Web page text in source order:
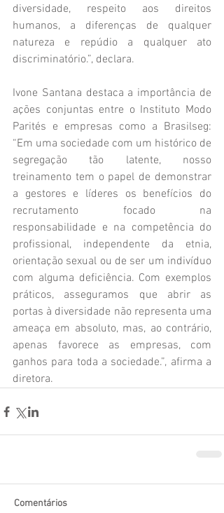
diversidade, respeito aos direitos
humanos, a diferenças de qualquer
natureza e repúdio a qualquer ato
discriminatório.”, declara.
Ivone Santana destaca a importância de
ações conjuntas entre o Instituto Modo
Parités e empresas como a Brasilseg:
“Em uma sociedade com um histórico de
segregação tão latente, nosso
treinamento tem o papel de demonstrar
a gestores e líderes os benefícios do
recrutamento focado na
responsabilidade e na competência do
profissional, independente da etnia,
orientação sexual ou de ser um indivíduo
com alguma deficiência. Com exemplos
práticos, asseguramos que abrir as
portas à diversidade não representa uma
ameaça em absoluto, mas, ao contrário,
apenas favorece as empresas, com
ganhos para toda a sociedade.”, afirma a
diretora.
Comentários